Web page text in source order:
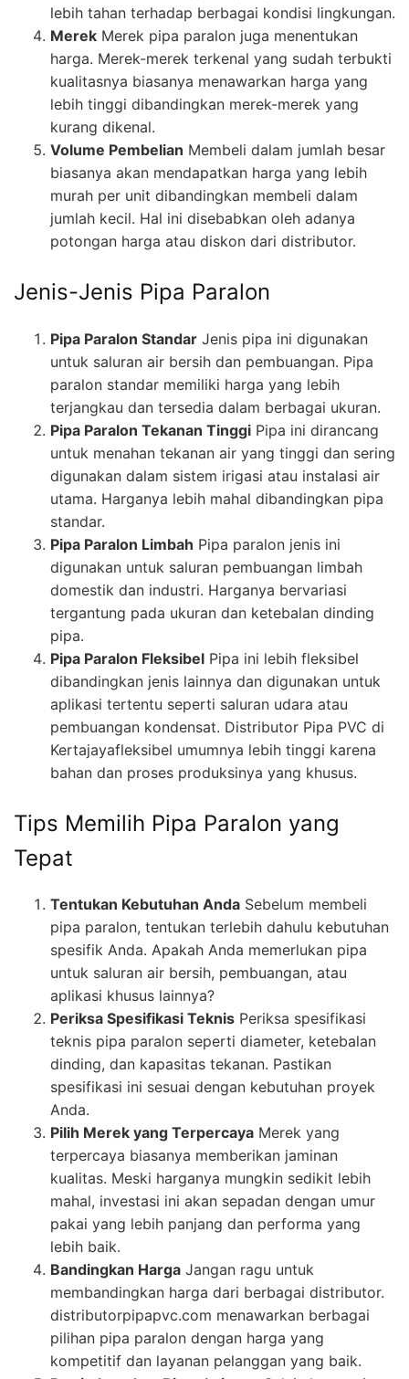
lebih tahan terhadap berbagai kondisi lingkungan.
Merek Merek pipa paralon juga menentukan
harga. Merek-merek terkenal yang sudah terbukti
kualitasnya biasanya menawarkan harga yang
lebih tinggi dibandingkan merek-merek yang
kurang dikenal.
Volume Pembelian Membeli dalam jumlah besar
biasanya akan mendapatkan harga yang lebih
murah per unit dibandingkan membeli dalam
jumlah kecil. Hal ini disebabkan oleh adanya
potongan harga atau diskon dari distributor.
Jenis-Jenis Pipa Paralon
Pipa Paralon Standar Jenis pipa ini digunakan
untuk saluran air bersih dan pembuangan. Pipa
paralon standar memiliki harga yang lebih
terjangkau dan tersedia dalam berbagai ukuran.
Pipa Paralon Tekanan Tinggi Pipa ini dirancang
untuk menahan tekanan air yang tinggi dan sering
digunakan dalam sistem irigasi atau instalasi air
utama. Harganya lebih mahal dibandingkan pipa
standar.
Pipa Paralon Limbah Pipa paralon jenis ini
digunakan untuk saluran pembuangan limbah
domestik dan industri. Harganya bervariasi
tergantung pada ukuran dan ketebalan dinding
pipa.
Pipa Paralon Fleksibel Pipa ini lebih fleksibel
dibandingkan jenis lainnya dan digunakan untuk
aplikasi tertentu seperti saluran udara atau
pembuangan kondensat. Distributor Pipa PVC di
Kertajayafleksibel umumnya lebih tinggi karena
bahan dan proses produksinya yang khusus.
Tips Memilih Pipa Paralon yang
Tepat
Tentukan Kebutuhan Anda Sebelum membeli
pipa paralon, tentukan terlebih dahulu kebutuhan
spesifik Anda. Apakah Anda memerlukan pipa
untuk saluran air bersih, pembuangan, atau
aplikasi khusus lainnya?
Periksa Spesifikasi Teknis Periksa spesifikasi
teknis pipa paralon seperti diameter, ketebalan
dinding, dan kapasitas tekanan. Pastikan
spesifikasi ini sesuai dengan kebutuhan proyek
Anda.
Pilih Merek yang Terpercaya Merek yang
terpercaya biasanya memberikan jaminan
kualitas. Meski harganya mungkin sedikit lebih
mahal, investasi ini akan sepadan dengan umur
pakai yang lebih panjang dan performa yang
lebih baik.
Bandingkan Harga Jangan ragu untuk
membandingkan harga dari berbagai distributor.
distributorpipapvc.com menawarkan berbagai
pilihan pipa paralon dengan harga yang
kompetitif dan layanan pelanggan yang baik.